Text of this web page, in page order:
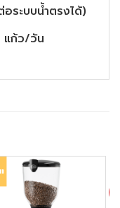
ระบบน้ำตรงได้)
แก้ว/วัน